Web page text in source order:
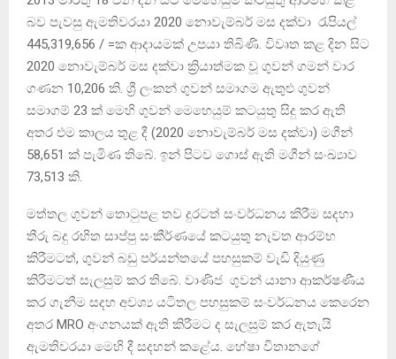
බව පැවසු ඇමතිවරයා 2020 නොවැම්බර් මස දක්වා රැපියල්
445,319,656 / =ක ආදායමක් උපයා තිබිණි. විවෘත කළ දින සිට
2020 නොවැම්බර් මස දක්වා ක්‍රියාත්මක වූ ගුවන් ගමන් වාර
ගණන 10,206 කි. ශ්‍රී ලංකන් ගුවන් සමාගම ඇතුළු ගුවන්
සමාගම් 23 ක් මෙහි ගුවන් මෙහෙයුම් කටයුතු සිදු කර ඇති
අතර එම කාලය තුළ දී (2020 නොවැම්බර් මස දක්වා) මගීන්
58,651 ක් පැමිණ තිබේ. ඉන් පිටව ගොස් ඇති මගීන් සංඛ්‍යාව
73,513 කි.
මත්තල ගුවන් තොටුපළ තව දුරටත් සංවර්ධනය කිරීම සදහා
තීරු බදු රහිත සාප්පු සංකීර්ණයේ කටයුතු නැවත ආරම්භ
කිරීමටත්, ගුවන් බඩු පර්යන්තයේ පහසුකම් වැඩි දියුණු
කිරීමටත් සැලසුම් කර තිබේ. වාණිජ ගුවන් යානා ආකර්ෂණීය
කර ගැනීම සදහ අවශ්‍ය යටිතල පහසුකම් සංවර්ධනය කෙරෙන
අතර MRO අංගනයක් ඇති කිරීමට ද සැලසුම් කර ඇතැයි
ඇමතිවරයා මෙහි දී සදහන් කළේය. හේෂා විතානගේ